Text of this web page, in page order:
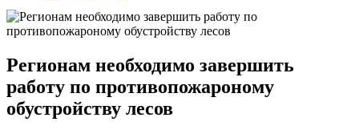
Регионам необходимо завершить
работу по противопожароному
обустройству лесов